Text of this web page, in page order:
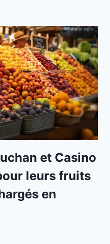
et Casino
leurs fruits
en